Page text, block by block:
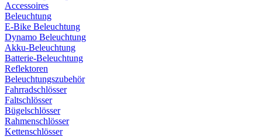
Accessoires
Beleuchtung
E-Bike Beleuchtung
Dynamo Beleuchtung
Akku-Beleuchtung
Batterie-Beleuchtung
Reflektoren
Beleuchtungszubehör
Fahrradschlösser
Faltschlösser
Bügelschlösser
Rahmenschlösser
Kettenschlösser